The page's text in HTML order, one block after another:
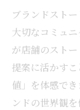
ブランドスト
大切なコミュ
が店舗のスト
提案に活かす
値」を体感で
ンドの世界観